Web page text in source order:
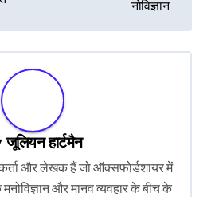
नोविज्ञान
जूलियन हार्टमैन
और लेखक हैं जो ऑक्सफोर्डशायर में
और मानव व्यवहार के बीच के